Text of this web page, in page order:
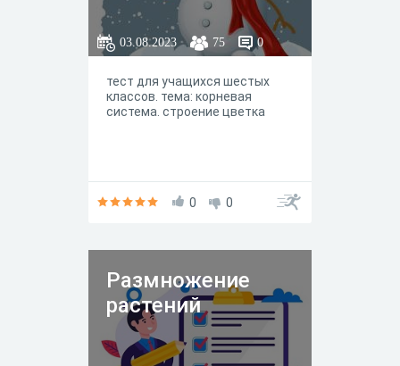
03.08.2023 75 0
тест для учащихся шестых
классов. тема: корневая
система. строение цветка
0 0
Размножение
растений